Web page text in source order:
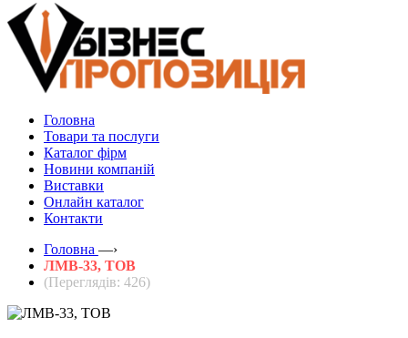
Головна
Товари та послуги
Каталог фірм
Новини компаній
Виставки
Онлайн каталог
Контакти
Головна —›
ЛМВ-33, ТОВ
(Переглядів: 426)